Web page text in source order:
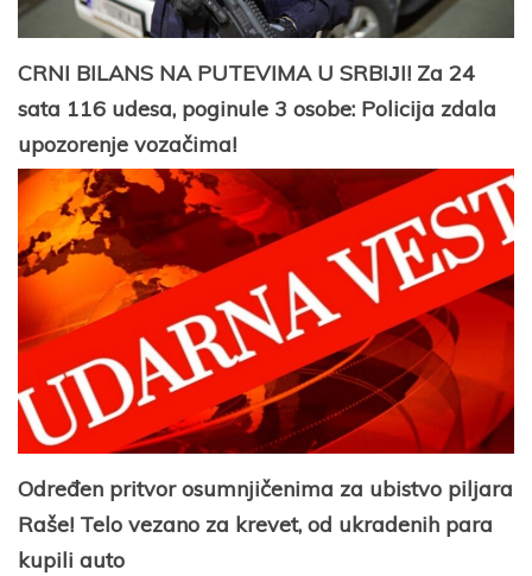
CRNI BILANS NA PUTEVIMA U SRBIЈI! Za 24
sata 116 udesa, poginule 3 osobe: Policiјa zdala
upozorenje vozačima!
Određen pritvor osumnjičenima za ubistvo piljara
Raše! Telo vezano za krevet, od ukradenih para
kupili auto